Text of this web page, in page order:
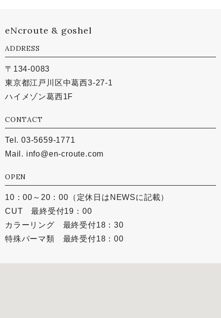
eNcroute & goshel
ADDRESS
〒134-0083
東京都江戸川区中葛西3-27-1
ハイメゾン葛西1F
CONTACT
Tel. 03-5659-1771
Mail. info@en-croute.com
OPEN
10：00～20：00（定休日はNEWSに記載）
CUT 最終受付19：00
カラーリング 最終受付18：30
特殊パーマ類 最終受付18：00